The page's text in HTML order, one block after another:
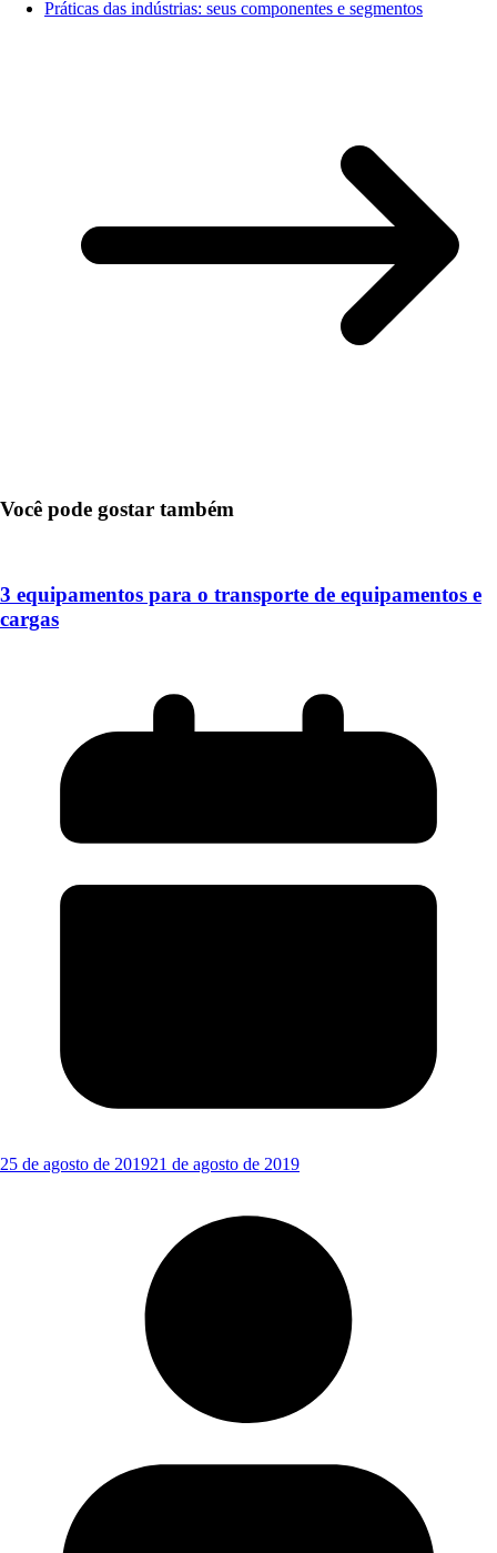
Práticas das indústrias: seus componentes e segmentos
Você pode gostar também
3 equipamentos para o transporte de equipamentos e
cargas
25 de agosto de 201921 de agosto de 2019